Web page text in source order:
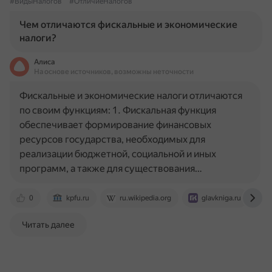
Чем отличаются фискальные и экономические
налоги?
Алиса
На основе источников, возможны неточности
0 kpfu.ru ru.wikipedia.org glavkniga.ru
Фискальные и экономические налоги отличаются
по своим функциям: 1. Фискальная функция
обеспечивает формирование финансовых
ресурсов государства, необходимых для
реализации бюджетной, социальной и иных
программ, а также для существования…
Читать далее